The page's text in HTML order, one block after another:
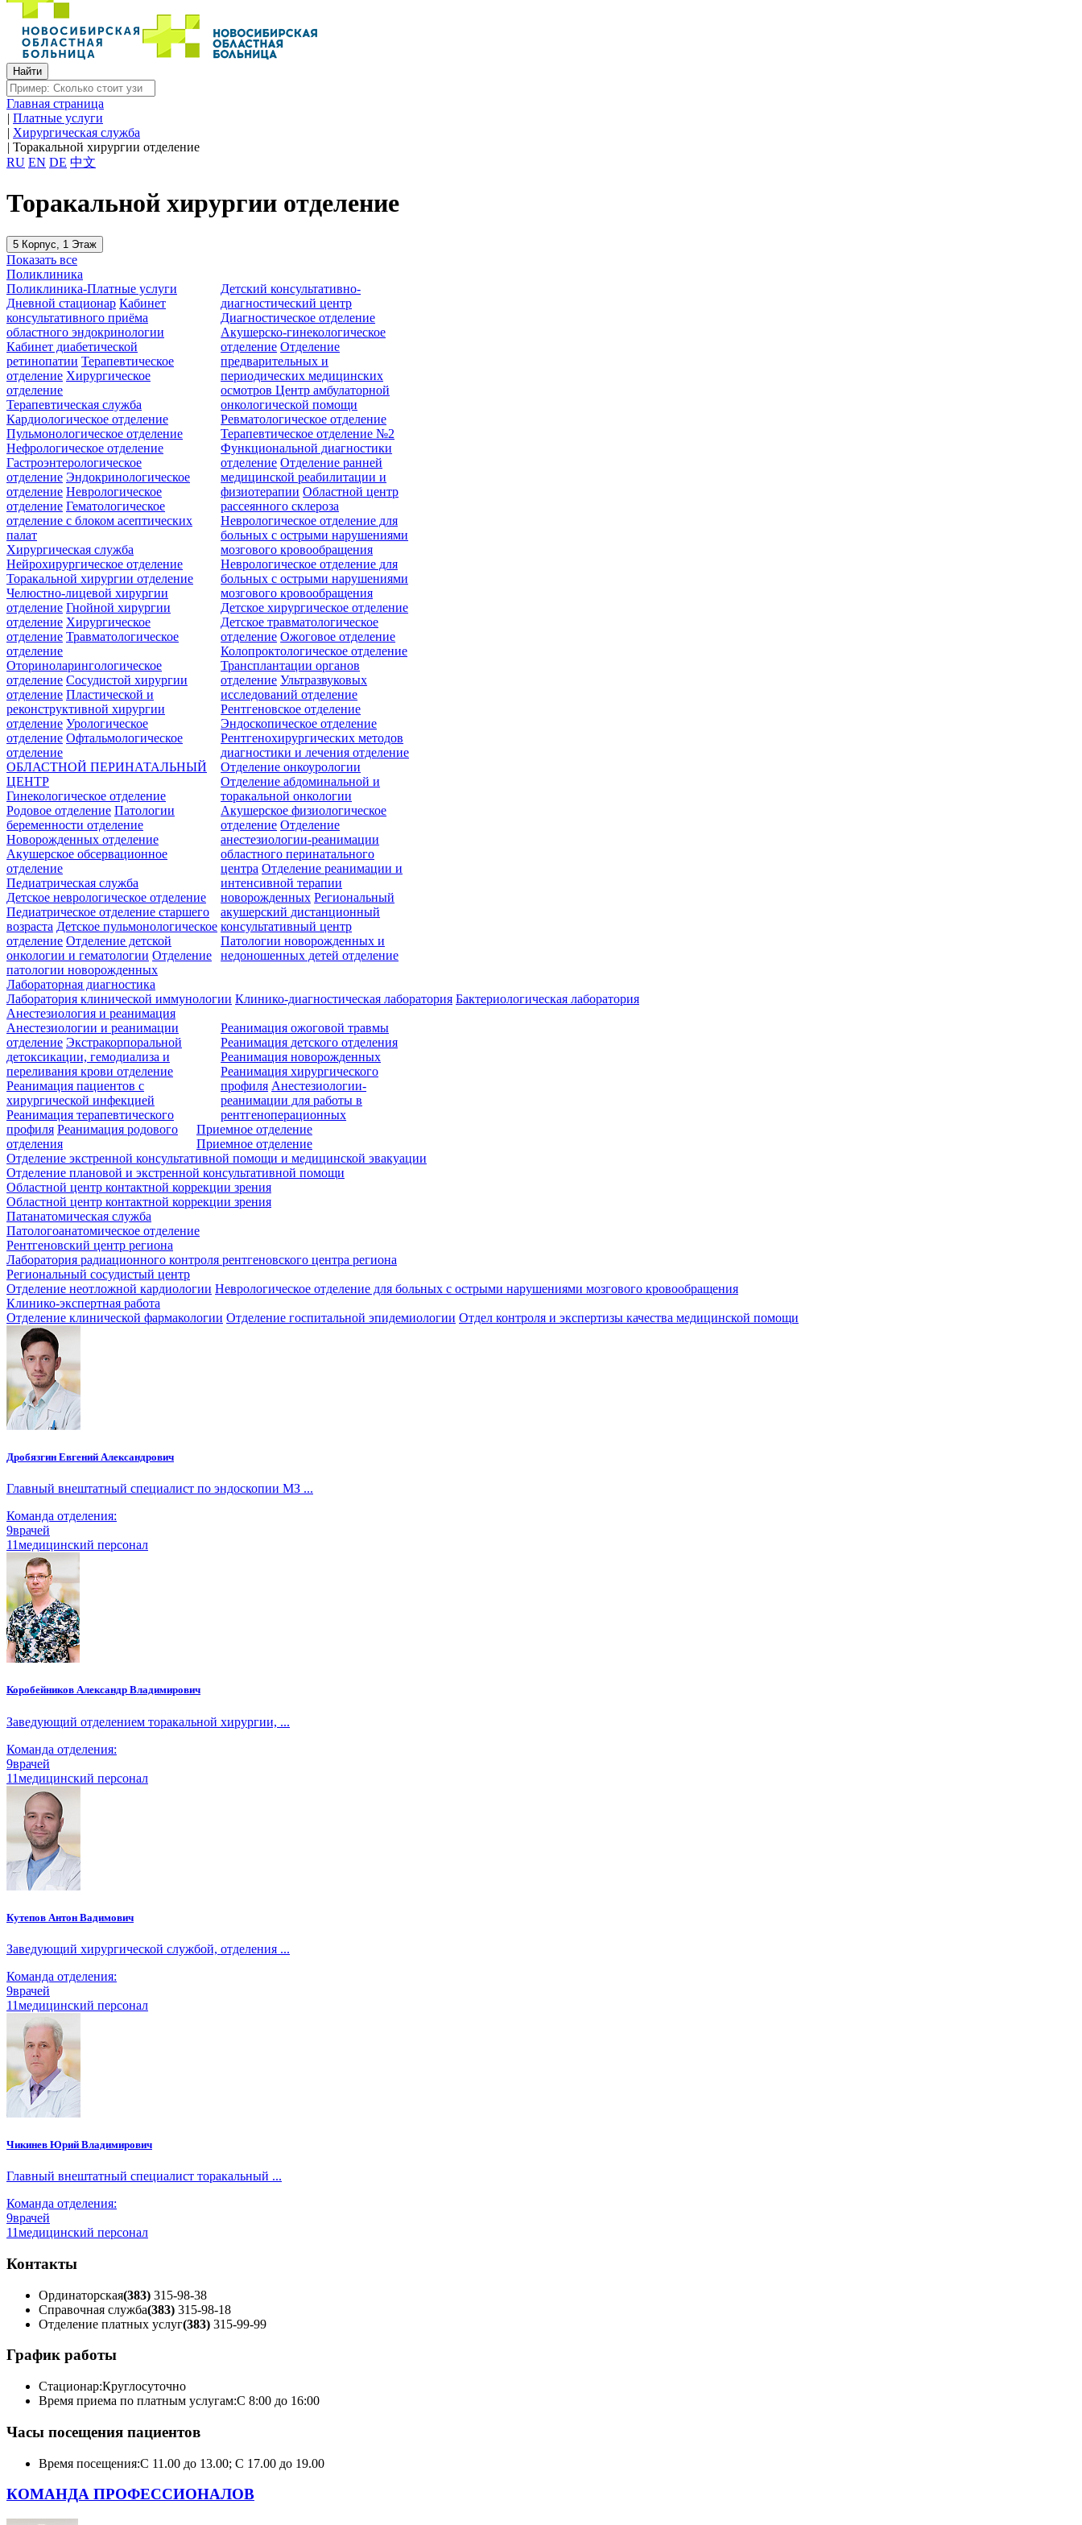
Главная страница
| Платные услуги
| Хирургическая служба
| Торакальной хирургии отделение
RU EN DE 中文
Торакальной хирургии отделение
5 Корпус, 1 Этаж
Показать все
Поликлиника
Поликлиника-Платные услуги
Дневной стационар Кабинет
консультативного приёма
областного эндокринологии
Кабинет диабетической
ретинопатии Терапевтическое
отделение Хирургическое
отделение
Детский консультативно-
диагностический центр
Диагностическое отделение
Акушерско-гинекологическое
отделение Отделение
предварительных и
периодических медицинских
осмотровЦентр амбулаторной
онкологической помощи
Терапевтическая служба
Кардиологическое отделение
Пульмонологическое отделение
Нефрологическое отделение
Гастроэнтерологическое
отделение Эндокринологическое
отделение Неврологическое
отделение Гематологическое
отделение c блоком асептических
палат
Ревматологическое отделение
Терапевтическое отделение №2
Функциональной диагностики
отделение Отделение ранней
медицинской реабилитации и
физиотерапии Областной центр
рассеянного склероза
Неврологическое отделение для
больных с острыми нарушениями
мозгового кровообращения
Неврологическое отделение для
больных с острыми нарушениями
мозгового кровообращения
Хирургическая служба
Нейрохирургическое отделение
Торакальной хирургии отделение
Челюстно-лицевой хирургии
отделение Гнойной хирургии
отделение Хирургическое
отделение Травматологическое
отделение
Оториноларингологическое
отделение Сосудистой хирургии
отделение Пластической и
реконструктивной хирургии
отделение Урологическое
отделение Офтальмологическое
отделение
Детское хирургическое отделение
Детское травматологическое
отделение Ожоговое отделение
Колопроктологическое отделение
Трансплантации органов
отделение Ультразвуковых
исследований отделение
Рентгеновское отделение
Эндоскопическое отделение
Рентгенохирургических методов
диагностики и лечения отделение
Отделение онкоурологии
Отделение абдоминальной и
торакальной онкологии
ОБЛАСТНОЙ ПЕРИНАТАЛЬНЫЙ
ЦЕНТР
Гинекологическое отделение
Родовое отделение Патологии
беременности отделение
Новорожденных отделение
Акушерское обсервационное
отделение
Акушерское физиологическое
отделение Отделение
анестезиологии-реанимации
областного перинатального
центра Отделение реанимации и
интенсивной терапии
новорожденных Региональный
акушерский дистанционный
консультативный центр
Патологии новорожденных и
недоношенных детей отделение
Педиатрическая служба
Детское неврологическое отделение
Педиатрическое отделение старшего
возраста Детское пульмонологическое
отделение Отделение детской
онкологии и гематологии Отделение
патологии новорожденных
Лабораторная диагностика
Лаборатория клинической иммунологии Клинико-диагностическая лаборатория Бактериологическая лаборатория
Анестезиология и реанимация
Анестезиологии и реанимации
отделение Экстракорпоральной
детоксикации, гемодиализа и
переливания крови отделение
Реанимация пациентов с
хирургической инфекцией
Реанимация терапевтического
профиля Реанимация родового
отделения
Реанимация ожоговой травмы
Реанимация детского отделения
Реанимация новорожденных
Реанимация хирургического
профиля Анестезиологии-
реанимации для работы в
рентгеноперационных
Приемное отделение
Приемное отделение
Отделение экстренной консультативной помощи и медицинской эвакуации
Отделение плановой и экстренной консультативной помощи
Областной центр контактной коррекции зрения
Областной центр контактной коррекции зрения
Патанатомическая служба
Патологоанатомическое отделение
Рентгеновский центр региона
Лаборатория радиационного контроля рентгеновского центра региона
Региональный сосудистый центр
Отделение неотложной кардиологии Неврологическое отделение для больных с острыми нарушениями мозгового кровообращения
Клинико-экспертная работа
Отделение клинической фармакологии Отделение госпитальной эпидемиологии Отдел контроля и экспертизы качества медицинской помощи
Дробязгин Евгений Александрович
Главный внештатный специалист по эндоскопии МЗ ...
Команда отделения:
9врачей
11медицинский персонал
Коробейников Александр Владимирович
Заведующий отделением торакальной хирургии, ...
Команда отделения:
9врачей
11медицинский персонал
Кутепов Антон Вадимович
Заведующий хирургической службой, отделения ...
Команда отделения:
9врачей
11медицинский персонал
Чикинев Юрий Владимирович
Главный внештатный специалист торакальный ...
Команда отделения:
9врачей
11медицинский персонал
Контакты
Ординаторская(383) 315-98-38
Справочная служба(383) 315-98-18
Отделение платных услуг(383) 315-99-99
График работы
Стационар:Круглосуточно
Время приема по платным услугам:С 8:00 до 16:00
Часы посещения пациентов
Время посещения:С 11.00 до 13.00; С 17.00 до 19.00
КОМАНДА ПРОФЕССИОНАЛОВ